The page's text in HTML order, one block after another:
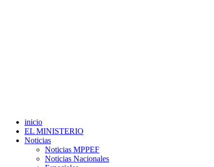
inicio
EL MINISTERIO
Noticias
Noticias MPPEF
Noticias Nacionales